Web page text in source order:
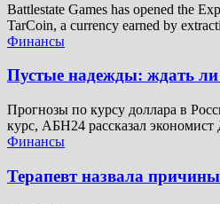
Battlestate Games has opened the
TarCoin, a currency earned by
Финансы
Пустые надежды: ждать
Прогнозы по курсу доллара в
курс, АБН24 рассказал
Финансы
Терапевт назвала